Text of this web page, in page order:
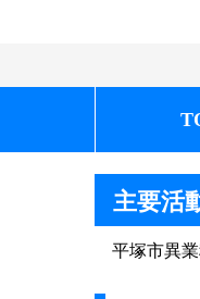
主要活
平塚市異業